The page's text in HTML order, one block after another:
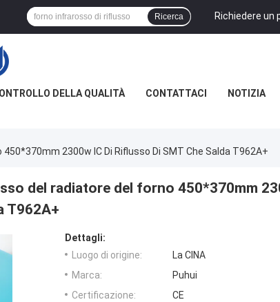
Richiedere un
Ricerca
DELLA QUALITÀ CONTATTACI NOTIZIA
2300w IC Di Riflusso Di SMT Che Salda T962A+
del radiatore del forno 450*370mm
T962A+
Dettagli:
Luogo di origine:
La CINA
Marca:
Puhui
Certificazione:
CE